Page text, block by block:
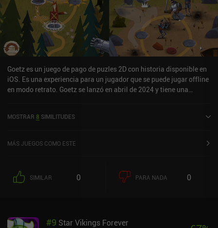
Goetz es un juego de pago de puzles 2D con historia disponible en
iOS. Es una experiencia para un jugador que se puede jugar offline
en modo retrato. Goetz se lanzó en abril de 2024 y tiene una
MOSTRAR 8 SIMILITUDES
MÁS JUEGOS COMO ESTE
SIMILAR 0 PARA NADA 0
#9 Star Vikings Forever